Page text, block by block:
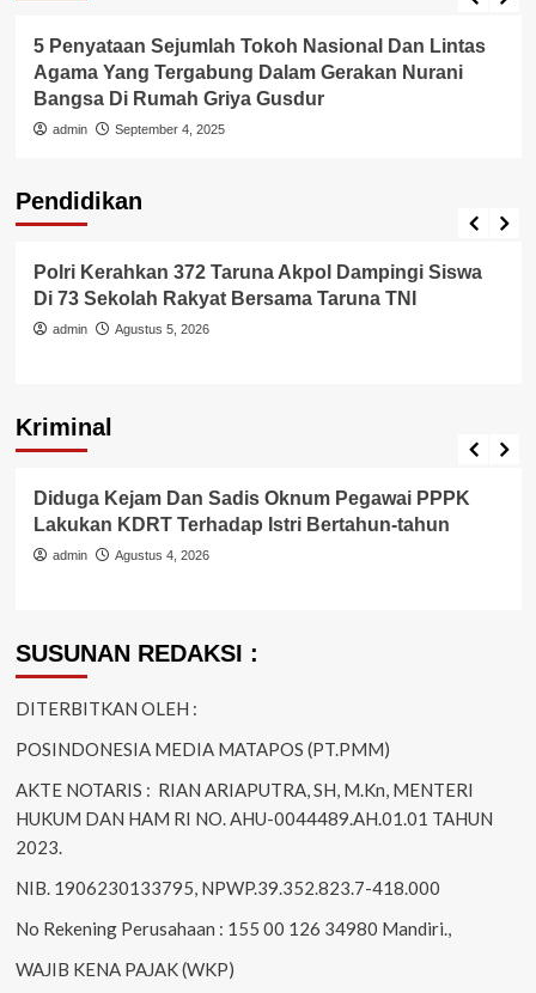
5 Penyataan Sejumlah Tokoh Nasional Dan Lintas
Agama Yang Tergabung Dalam Gerakan Nurani
Bangsa Di Rumah Griya Gusdur
admin September 4, 2025
Pendidikan
Pendidikan
Polri Kerahkan 372 Taruna Akpol Dampingi Siswa
Di 73 Sekolah Rakyat Bersama Taruna TNI
admin Agustus 5, 2026
Kriminal
Berita Polisi
Diduga Kejam Dan Sadis Oknum Pegawai PPPK
Lakukan KDRT Terhadap Istri Bertahun-tahun
admin Agustus 4, 2026
SUSUNAN REDAKSI :
DITERBITKAN OLEH :
POSINDONESIA MEDIA MATAPOS (PT.PMM)
AKTE NOTARIS : RIAN ARIAPUTRA, SH, M.Kn, MENTERI
HUKUM DAN HAM RI NO. AHU-0044489.AH.01.01 TAHUN
2023.
NIB. 1906230133795, NPWP.39.352.823.7-418.000
No Rekening Perusahaan : 155 00 126 34980 Mandiri.,
WAJIB KENA PAJAK (WKP)